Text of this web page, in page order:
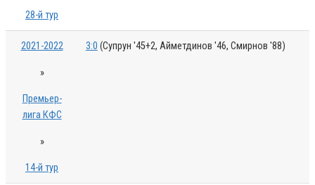
28-й тур
2021-2022
»
Премьер-
лига КФС
»
14-й тур
3:0 (Супрун '45+2, Айметдинов '46, Смирнов '88)